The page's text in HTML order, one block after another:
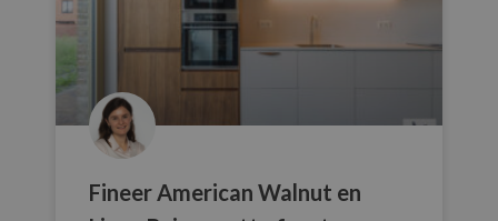
Fineer American Walnut en